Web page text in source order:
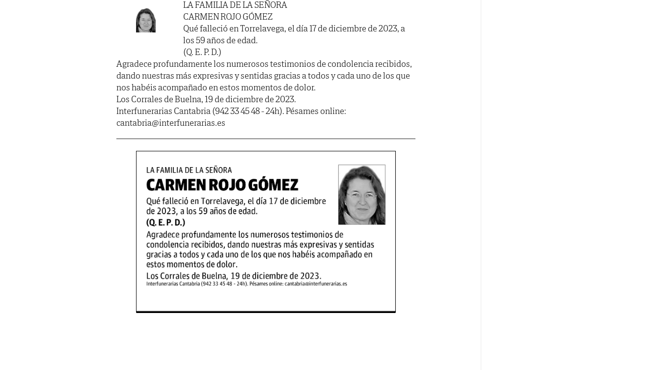
LA FAMILIA DE LA SEÑORA
CARMEN ROJO GÓMEZ
Qué falleció en Torrelavega, el día 17 de diciembre de 2023, a
los 59 años de edad.
(Q. E. P. D.)
Agradece profundamente los numerosos testimonios de condolencia recibidos,
dando nuestras más expresivas y sentidas gracias a todos y cada uno de los que
nos habéis acompañado en estos momentos de dolor.
Los Corrales de Buelna, 19 de diciembre de 2023.
Interfunerarias Cantabria (942 33 45 48 - 24h). Pésames online:
cantabria@interfunerarias.es